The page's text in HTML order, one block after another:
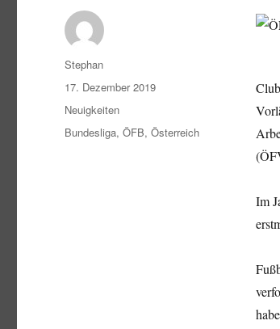
Im
Autor
Stephan
Veröffentlicht
am
17. Dezember 2019
Kategorien
Neuigkeiten
Schlagwörter
Bundesliga,ÖFB,Österreich